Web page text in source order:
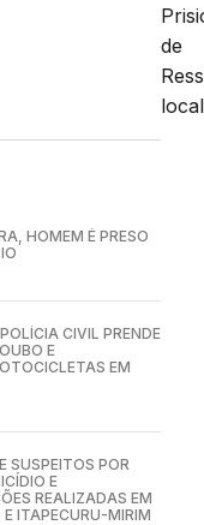
de
HOMEM É PRESO
CIVIL PRENDE
E
EM
SUSPEITOS POR
E
REALIZADAS EM
E ITAPECURU-MIRIM